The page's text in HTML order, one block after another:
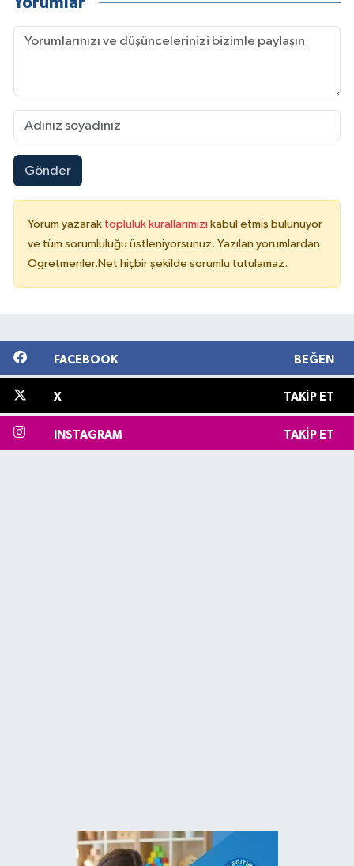
Gönder
Yorum yazarak topluluk kurallarımızı kabul etmiş bulunuyor
ve tüm sorumluluğu üstleniyorsunuz. Yazılan yorumlardan
Ogretmenler.Net hiçbir şekilde sorumlu tutulamaz.
FACEBOOK BEĞEN
X TAKIP ET
INSTAGRAM TAKIP ET